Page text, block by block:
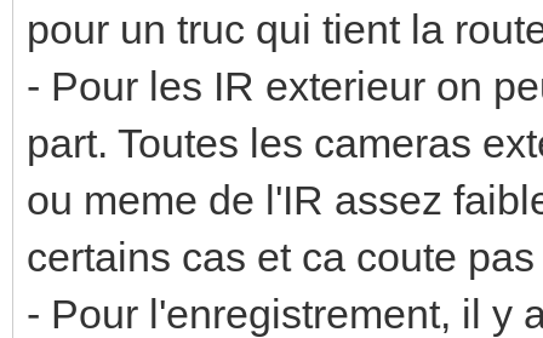
pour un truc qui tient la
- Pour les IR exterieur on
part. Toutes les cameras
ou meme de l'IR assez
certains cas et ca coute pas
- Pour l'enregistrement, il y